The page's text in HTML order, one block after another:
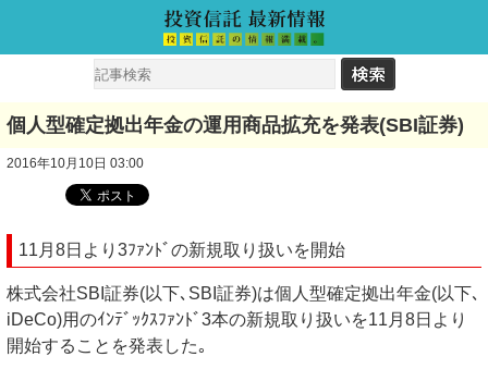
個人型確定拠出年金の運用商品拡充を発表(SBI証券)
2016年10月10日 03:00
11月8日より3ﾌｧﾝﾄﾞの新規取り扱いを開始
株式会社SBI証券(以下､SBI証券)は個人型確定拠出年金(以下､
iDeCo)用のｲﾝﾃﾞｯｸｽﾌｧﾝﾄﾞ3本の新規取り扱いを11月8日より
開始することを発表した｡